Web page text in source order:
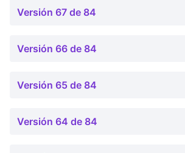
Versión 67 de 84
Versión 66 de 84
Versión 65 de 84
Versión 64 de 84